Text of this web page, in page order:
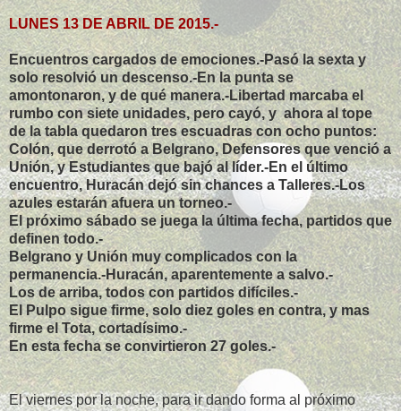
LUNES 13 DE ABRIL DE 2015.-
Encuentros cargados de emociones.-Pasó la sexta y
solo resolvió un descenso.-En la punta se
amontonaron, y de qué manera.-Libertad marcaba el
rumbo con siete unidades, pero cayó, y ahora al tope
de la tabla quedaron tres escuadras con ocho puntos:
Colón, que derrotó a Belgrano, Defensores que venció a
Unión, y Estudiantes que bajó al líder.-En el último
encuentro, Huracán dejó sin chances a Talleres.-Los
azules estarán afuera un torneo.-
El próximo sábado se juega la última fecha, partidos que
definen todo.-
Belgrano y Unión muy complicados con la
permanencia.-Huracán, aparentemente a salvo.-
Los de arriba, todos con partidos difíciles.-
El Pulpo sigue firme, solo diez goles en contra, y mas
firme el Tota, cortadísimo.-
En esta fecha se convirtieron 27 goles.-
El viernes por la noche, para ir dando forma al próximo